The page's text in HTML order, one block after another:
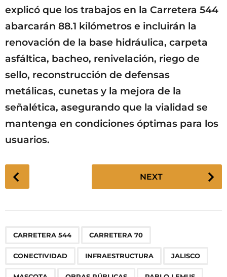
explicó que los trabajos en la Carretera 544
abarcarán 88.1 kilómetros e incluirán la
renovación de la base hidráulica, carpeta
asfáltica, bacheo, renivelación, riego de
sello, reconstrucción de defensas
metálicas, cunetas y la mejora de la
señalética, asegurando que la vialidad se
mantenga en condiciones óptimas para los
usuarios.
P
o
g
NEXT
CARRETERA 544 CARRETERA 70
CONECTIVIDAD INFRAESTRUCTURA JALISCO